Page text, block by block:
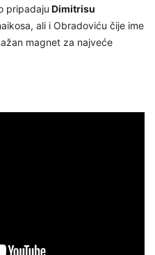
pripadaju Dimitrisu
ali i Obradoviću čije ime
magnet za najveće